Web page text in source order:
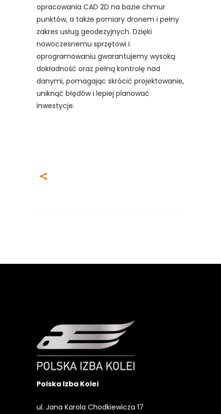
opracowania CAD 2D na bazie chmur
punktów, a także pomiary dronem i pełny
zakres usług geodezyjnych. Dzięki
nowoczesnemu sprzętowi i
oprogramowaniu gwarantujemy wysoką
dokładność oraz pełną kontrolę nad
danymi, pomagając skrócić projektowanie,
uniknąć błędów i lepiej planować
inwestycje.
Polska Izba Kolei
ul. Jana Karola Chodkiewicza 17